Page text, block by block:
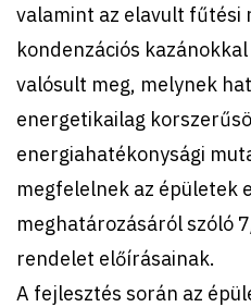
valamint az elavult fűtési
kondenzációs
valósult meg, melynek
energetikailag
energiahatékonysági
megfelelnek az épületek
meghatározásáról szóló
rendelet előírásainak.
A fejlesztés során az